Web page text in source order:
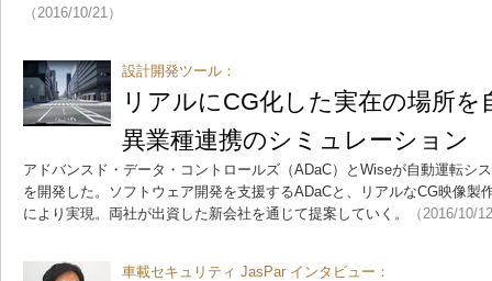
（2016/10/21）
設計開発ツール：
リアルにCG化した実在の場所を
異業種連携のシミュレーション
アドバンスド・データ・コントロールズ（ADaC）とWiseが自動運転シ
を開発した。ソフトウェア開発を支援するADaCと、リアルなCG映像製
により実現。両社が出資した新会社を通じて提案していく。
（2016/10/
車載セキュリティ JasPar インタビュー：